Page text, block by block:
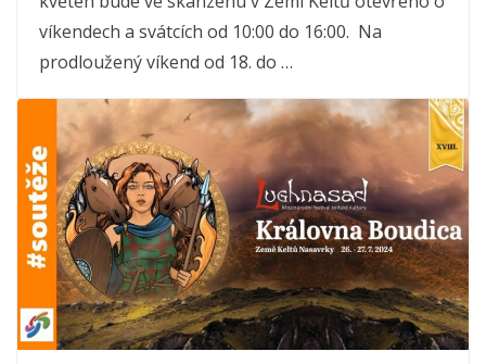
víkendech a svátcích od 10:00 do 16:00. Na
prodloužený víkend od 18. do …